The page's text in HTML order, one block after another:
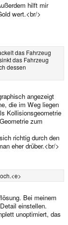
hilft mir
wert.<br/>
das Fahrzeug
das Fahrzeug
dessen
angezeigt
die im Weg liegen
Kollisionsgeometrie
zum
richtig durch den
eher drüber.<br/>
Bei meinem
einstellen.
unoptimiert, das